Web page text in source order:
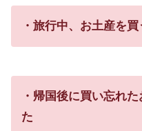
・旅行中、お土産を
・帰国後に買い忘れ
た